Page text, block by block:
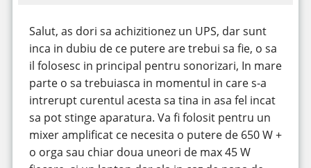
Salut, as dori sa achizitionez un UPS, dar sunt
inca in dubiu de ce putere are trebui sa fie, o sa
il folosesc in principal pentru sonorizari, In mare
parte o sa trebuiasca in momentul in care s-a
intrerupt curentul acesta sa tina in asa fel incat
sa pot stinge aparatura. Va fi folosit pentru un
mixer amplificat ce necesita o putere de 650 W +
o orga sau chiar doua uneori de max 45 W